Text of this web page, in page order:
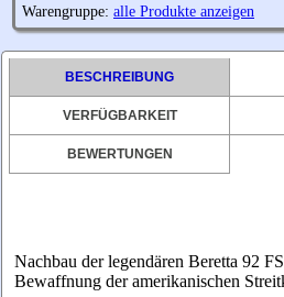
Warengruppe: alle Produkte anzeigen
BESCHREIBUNG
VERFÜGBARKEIT
BEWERTUNGEN
Nachbau der legendären Beretta 92
Bewaffnung der amerikanischen